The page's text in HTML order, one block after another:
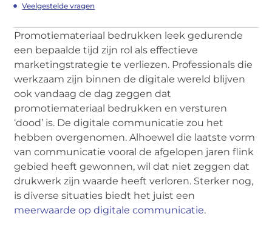
Veelgestelde vragen
Promotiemateriaal bedrukken leek gedurende
een bepaalde tijd zijn rol als effectieve
marketingstrategie te verliezen. Professionals die
werkzaam zijn binnen de digitale wereld blijven
ook vandaag de dag zeggen dat
promotiemateriaal bedrukken en versturen
‘dood’ is. De digitale communicatie zou het
hebben overgenomen. Alhoewel die laatste vorm
van communicatie vooral de afgelopen jaren flink
gebied heeft gewonnen, wil dat niet zeggen dat
drukwerk zijn waarde heeft verloren. Sterker nog,
is diverse situaties biedt het juist een
meerwaarde op digitale communicatie.